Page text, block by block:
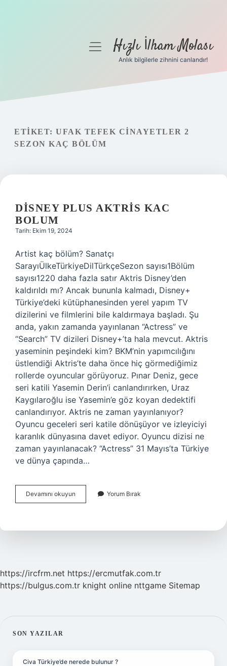
Gizlilik Politikası
Hakkımızda
menüyüHızlı İlham Molası
Anlık bilgilerle zihnini canlandır!
ETIKET: UFAK TEFEK CINAYETLER 2
SEZON KAÇ BÖLÜM
DISNEY PLUS AKTRIS KAC
BOLUM
Tarih: Ekim 19, 2024
Artist kaç bölüm? Sanatçı
SarayıÜlkeTürkiyeDilTürkçeSezon sayısı1Bölüm
sayısı1220 daha fazla satır Aktris Disney’den
kaldırıldı mı? Ancak bununla kalmadı, Disney+
Türkiye’deki kütüphanesinden yerel yapım TV
dizilerini ve filmlerini bile kaldırmaya başladı. Şu
anda, yakın zamanda yayınlanan “Actress” ve
“Search” TV dizileri Disney+’ta hala mevcut. Aktris
yaseminin peşindeki kim? BKM’nin yapımcılığını
üstlendiği Aktris’te daha önce hiç görmediğimiz
rollerde oyuncular görüyoruz. Pınar Deniz, gece
seri katili Yasemin Derin’i canlandırırken, Uraz
Kaygılaroğlu ise Yasemin’e göz koyan dedektifi
canlandırıyor. Aktris ne zaman yayınlanıyor?
Oyuncu geceleri seri katile dönüşüyor ve izleyiciyi
karanlık dünyasına davet ediyor. Oyuncu dizisi ne
zaman yayınlanacak? “Actress” 31 Mayıs’ta Türkiye
ve dünya çapında…
Devamını okuyun
Plus
Bolum
Yorum Bırak
https://ircfrm.net https://ercmutfak.com.tr
https://bulgus.com.tr knight online nttgame Sitemap
SIDEBAR
SON YAZILAR
Civa Türkiye’de nerede bulunur ?